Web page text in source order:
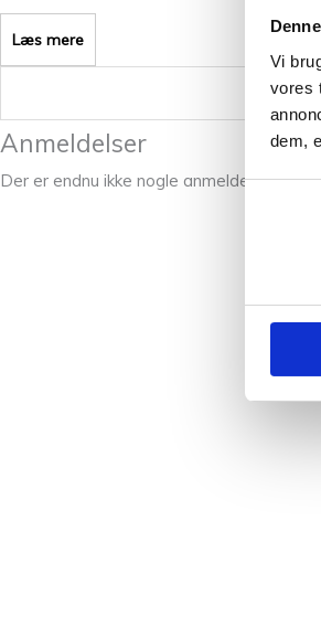
Vi
vores
dem,
Læs mere
Anmeldelser
Der er endnu ikke nogle anmeldelser.